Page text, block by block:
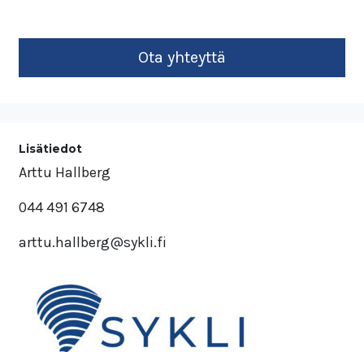
Lisätiedot
Arttu Hallberg
044 491 6748
arttu.hallberg@sykli.fi